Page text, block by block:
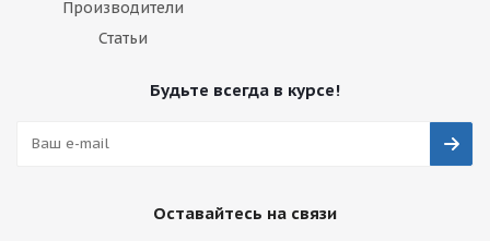
Производители
Статьи
Будьте всегда в курсе!
Оставайтесь на связи